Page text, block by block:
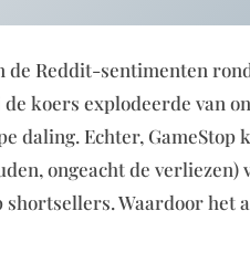
Reddit-sentimenten
koers explodeerde van
daling. Echter, GameStop
ongeacht de verliezen)
Waardoor het